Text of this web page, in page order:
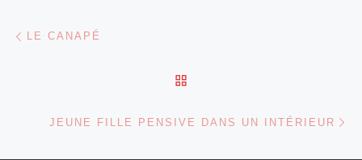
Parcourir les articles
LE CANAPÉ
JEUNE FILLE PENSIVE DANS UN INTÉRIEUR